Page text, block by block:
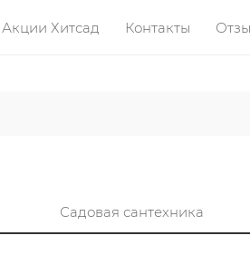
Акции Хитсад Контакты
Садовая сантехника